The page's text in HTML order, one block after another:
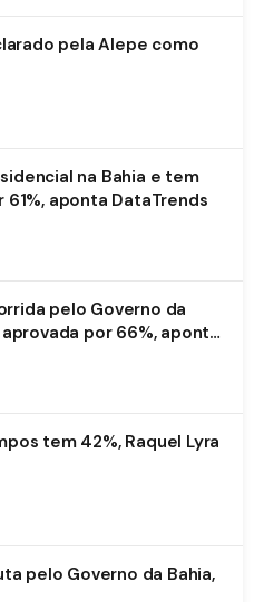
pela Alepe como
na Bahia e tem
aponta DataTrends
pelo Governo da
por 66%, aponta
tem 42%, Raquel Lyra
pelo Governo da Bahia,